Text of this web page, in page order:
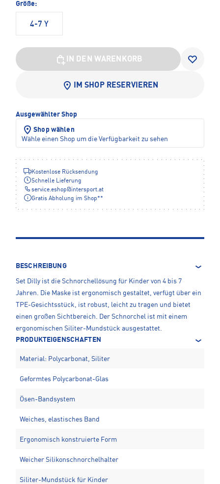
Größe:
4-7 Y
IN DEN WARENKORB
IM SHOP RESERVIEREN
Ausgewählter Shop
Shop wählen
Wähle einen Shop um die Verfügbarkeit zu sehen
Kostenlose Rücksendung
Schnelle Lieferung
service.eshop@intersport.at
Gratis Abholung im Shop**
BESCHREIBUNG
Set Dilly ist die Schnorchellösung für Kinder von 4 bis 7
Jahren. Die Maske ist ergonomisch gestaltet, verfügt über ein
TPE-Gesichtsstück, ist robust, leicht zu tragen und bietet
einen großen Sichtbereich. Der Schnorchel ist mit einem
ergonomischen Siliter-Mundstück ausgestattet.
PRODUKTEIGENSCHAFTEN
Material: Polycarbonat, Siliter
Geformtes Polycarbonat-Glas
Ösen-Bandsystem
Weiches, elastisches Band
Ergonomisch konstruierte Form
Weicher Silikonschnorchelhalter
Siliter-Mundstück für Kinder